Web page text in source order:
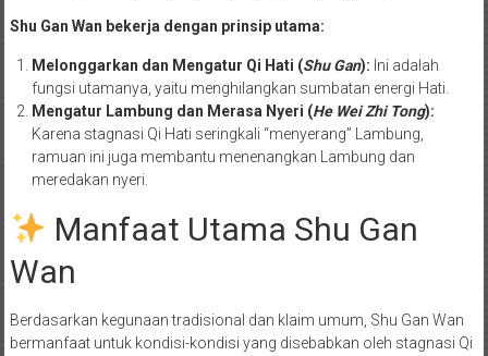
Shu Gan Wan bekerja dengan prinsip utama:
Melonggarkan dan Mengatur Qi Hati (Shu Gan): Ini adalah
fungsi utamanya, yaitu menghilangkan sumbatan energi Hati.
Mengatur Lambung dan Merasa Nyeri (He Wei Zhi Tong):
Karena stagnasi Qi Hati seringkali “menyerang” Lambung,
ramuan ini juga membantu menenangkan Lambung dan
meredakan nyeri.
Manfaat Utama Shu Gan
Wan
Berdasarkan kegunaan tradisional dan klaim umum, Shu Gan Wan
bermanfaat untuk kondisi-kondisi yang disebabkan oleh stagnasi Qi